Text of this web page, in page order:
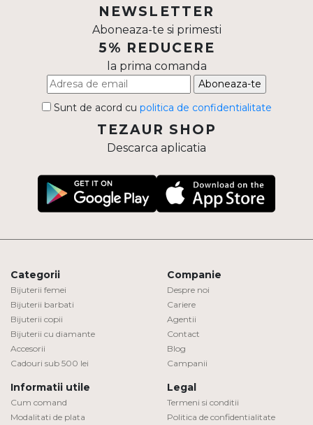
NEWSLETTER
Aboneaza-te si primesti
5% REDUCERE
la prima comanda
Aboneaza-te
Sunt de acord cu politica de confidentialitate
TEZAUR SHOP
Descarca aplicatia
Categorii
Bijuterii femei
Bijuterii barbati
Bijuterii copii
Bijuterii cu diamante
Accesorii
Cadouri sub 500 lei
Companie
Despre noi
Cariere
Agentii
Contact
Blog
Campanii
Informatii utile
Cum comand
Modalitati de plata
Legal
Termeni si conditii
Politica de confidentialitate